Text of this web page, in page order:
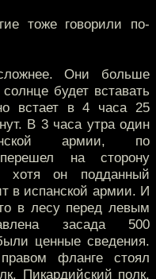
тоже говорили по-
Они больше
будет вставать
встает в 4 часа 25
В 3 часа утра один
армии, по
на сторону
хотя он подданный
в испанской армии. И
в лесу перед левым
засада 500
ценные сведения.
фланге стоял
Пикардийский полк,